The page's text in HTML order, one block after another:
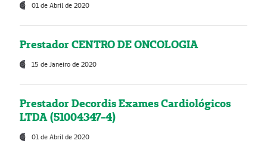
01 de Abril de 2020
Prestador CENTRO DE ONCOLOGIA
15 de Janeiro de 2020
Prestador Decordis Exames Cardiológicos
LTDA (51004347-4)
01 de Abril de 2020